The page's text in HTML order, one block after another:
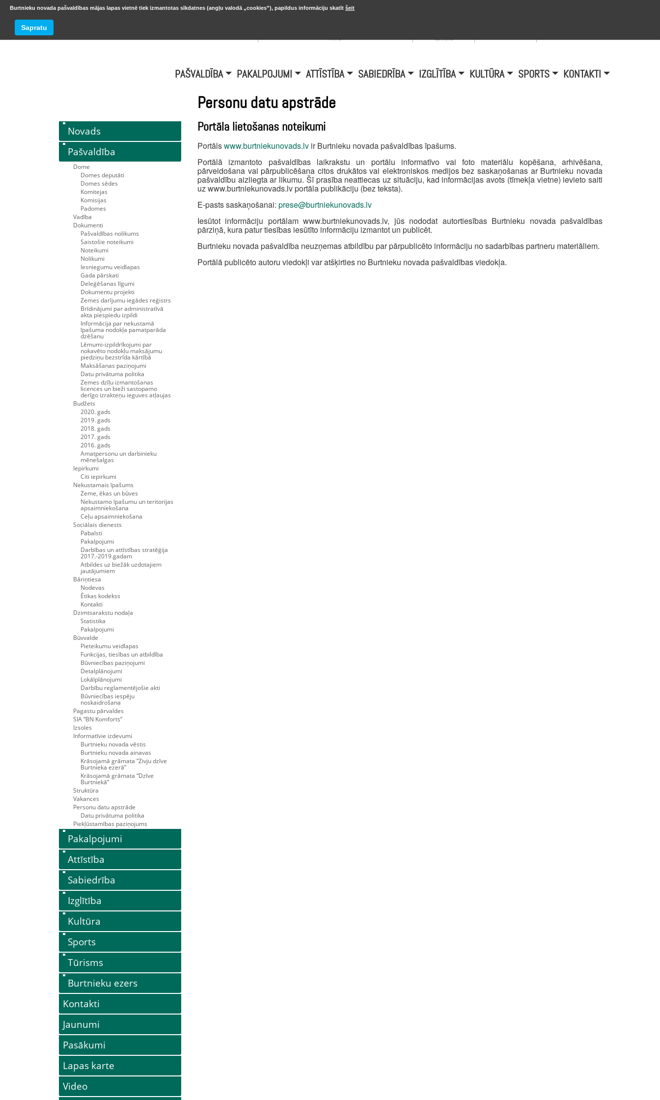
BURTNIEKU NOVADS m/s
izmērs
PAŠVALDĪBA PAKALPOJUMI ATTĪSTĪBA SABIEDRĪBA IZGLĪTĪBA KULTŪRA SPORTS KONTAKTI
Novads
Pašvaldība
Dome
Domes deputāti
Domes sēdes
Komitejas
Komisijas
Padomes
Vadība
Dokumenti
Pašvaldības nolikums
Saistošie noteikumi
Noteikumi
Nolikumi
Iesniegumu veidlapas
Gada pārskati
Deleģēšanas līgumi
Dokumentu projekti
Zemes darījumu iegādes reģistrs
Brīdinājumi par administratīvā
akta piespiedu izpildi
Informācija par nekustamā
īpašuma nodokļa pamatparāda
dzēšanu
Lēmumi-izpildrīkojumi par
nokavēto nodokļu maksājumu
piedziņu bezstrīda kārtībā
Maksāšanas paziņojumi
Datu privātuma politika
Zemes dzīļu izmantošanas
licences un bieži sastopamo
derīgo izrakteņu ieguves atļaujas
Budžets
2020. gads
2019. gads
2018. gads
2017. gads
2016. gads
Amatpersonu un darbinieku
mēnešalgas
Iepirkumi
Citi iepirkumi
Nekustamais īpašums
Zeme, ēkas un būves
Nekustamo īpašumu un teritorijas
apsaimniekošana
Ceļu apsaimniekošana
Sociālais dienests
Pabalsti
Pakalpojumi
Darbības un attīstības stratēģija
2017.-2019.gadam
Atbildes uz biežāk uzdotajiem
jautājumiem
Bāriņtiesa
Nodevas
Ētikas kodekss
Kontakti
Dzimtsarakstu nodaļa
Statistika
Pakalpojumi
Būvvalde
Pieteikumu veidlapas
Funkcijas, tiesības un atbildība
Būvniecības paziņojumi
Detalplānojumi
Lokālplānojumi
Darbību reglamentējošie akti
Būvniecības iespēju
noskaidrošana
Pagastu pārvaldes
SIA “BN Komforts”
Izsoles
Informatīvie izdevumi
Burtnieku novada vēstis
Burtnieku novada ainavas
Krāsojamā grāmata “Zivju dzīve
Burtnieka ezerā”
Krāsojamā grāmata “Dzīve
Burtniekā”
Struktūra
Vakances
Personu datu apstrāde
Datu privātuma politika
Piekļūstamības paziņojums
Pakalpojumi
Attīstība
Sabiedrība
Izglītība
Kultūra
Sports
Tūrisms
Burtnieku ezers
Kontakti
Jaunumi
Pasākumi
Lapas karte
Video
Personu datu apstrāde
Portāla lietošanas noteikumi
Portālswww.burtniekunovads.lv ir Burtnieku novada pašvaldības īpašums.
Portālā izmantoto pašvaldības laikrakstu un portālu informatīvo vai foto materiālu kopēšana, arhivēšana,
pārveidošana vai pārpublicēšana citos drukātos vai elektroniskos medijos bez saskaņošanas ar Burtnieku novada
pašvaldību aizliegta ar likumu. Šī prasība neattiecas uz situāciju, kad informācijas avots (tīmekļa vietne) ievieto saiti
uz www.burtniekunovads.lv portāla publikāciju (bez teksta).
E-pasts saskaņošanai: prese@burtniekunovads.lv
Iesūtot informāciju portālam www.burtniekunovads.lv, jūs nododat autortiesības Burtnieku novada pašvaldības
pārziņā, kura patur tiesības iesūtīto informāciju izmantot un publicēt.
Burtnieku novada pašvaldība neuzņemas atbildību par pārpublicēto informāciju no sadarbības partneru materiāliem.
Portālā publicēto autoru viedokļi var atšķirties no Burtnieku novada pašvaldības viedokļa.
Burtnieku novada pašvaldības mājas lapas vietnē tiek izmantotas sīkdatnes (angļu valodā „cookies”), papildus informāciju skatīt šeit
Sapratu